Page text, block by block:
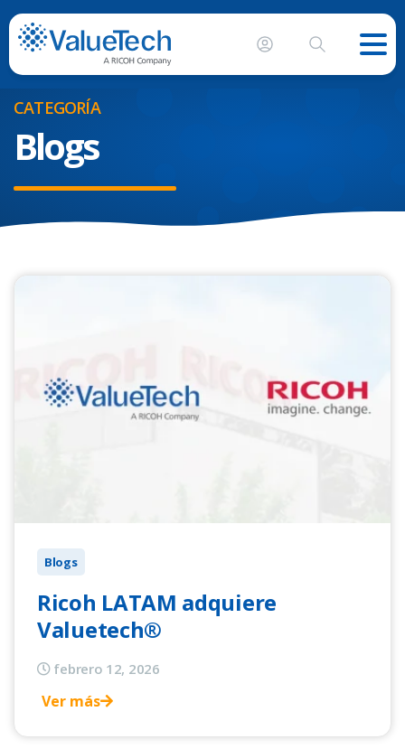
CATEGORÍA
Blogs
Blogs
Ricoh LATAM adquiere
Valuetech®
febrero 12, 2026
Ver más